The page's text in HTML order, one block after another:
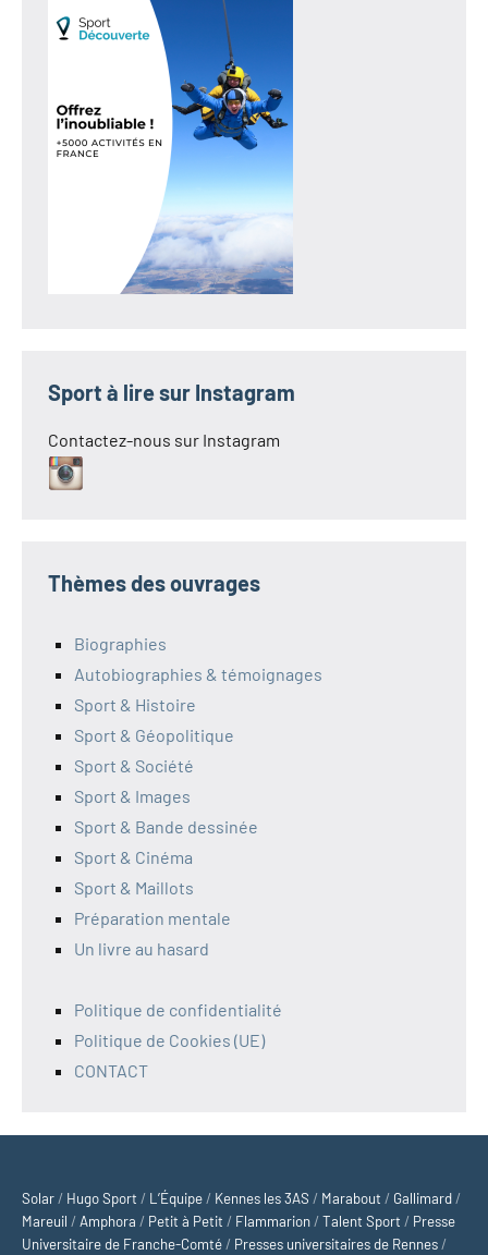
Sport à lire sur Instagram
Contactez-nous sur Instagram
Thèmes des ouvrages
Biographies
Autobiographies & témoignages
Sport & Histoire
Sport & Géopolitique
Sport & Société
Sport & Images
Sport & Bande dessinée
Sport & Cinéma
Sport & Maillots
Préparation mentale
Un livre au hasard
Politique de confidentialité
Politique de Cookies (UE)
CONTACT
Solar/ Hugo Sport / L’Équipe/ Kennes les 3AS / Marabout / Gallimard/
Mareuil /Amphora / Petit à Petit / Flammarion/Talent Sport / Presse
Universitaire de Franche-Comté/ Presses universitaires de Rennes/